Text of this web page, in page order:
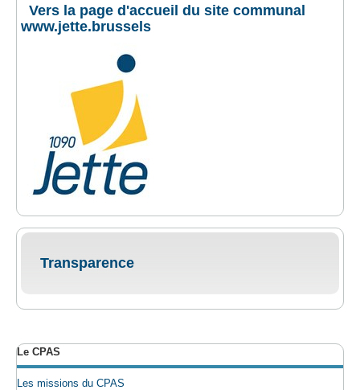
Vers la page d'accueil du site communal
www.jette.brussels
Transparence
Le CPAS
Les missions du CPAS